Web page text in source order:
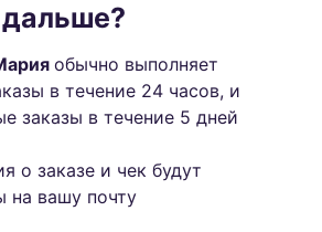
обычно выполняет
в течение 24 часов, и
заказы в течение 5 дней
о заказе и чек будут
на вашу почту